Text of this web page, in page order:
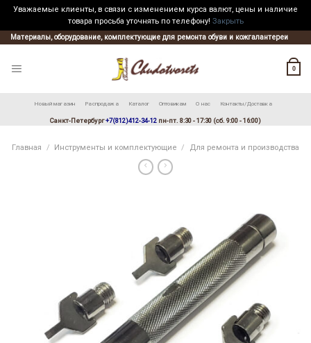
Уважаемые клиенты, в связи с изменением курса валют, цены и наличие
товара просьба уточнять по телефону! Закрыть
Skip
to
Материалы, оборудование, комплектующие для ремонта обуви и кожгалантереи
0
Новый магазин Распродажа Каталог Оптовикам О нас Контакты/Доставка
Санкт-Петербург+7(812)412-34-12 пн-пт. 8:30 - 17:30 (сб. 9:00 - 16:00)
Главная / Инструменты и комплектующие / Для ремонта и производства